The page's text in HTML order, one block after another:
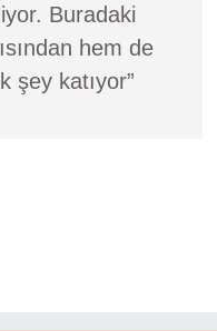
Buradaki
hem de
şey katıyor”